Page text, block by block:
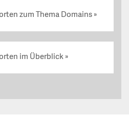
zum Thema Domains
im Überblick